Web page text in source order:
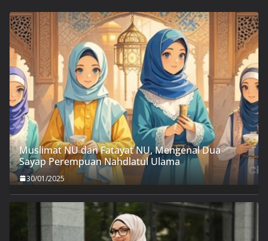
Muslimat NU dan Fatayat NU, Mengenal Dua
Sayap Perempuan Nahdlatul Ulama
30/01/2025